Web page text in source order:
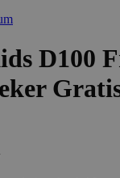
D100